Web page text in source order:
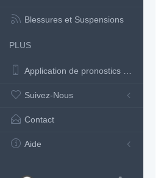
Blessures et Suspensions
PLUS
Application de pronostics de football
Suivez-Nous
Contact
Aide